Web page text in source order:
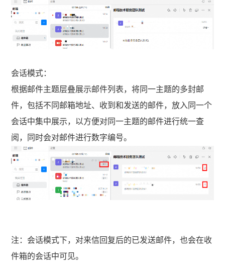
会话模式：
根据邮件主题层叠展示邮件列表，将同一主题的多封邮
件，包括不同邮箱地址、收到和发送的邮件，放入同一个
会话中集中展示，以方便对同一主题的邮件进行统一查
阅，同时会对邮件进行数字编号。
注：会话模式下，对来信回复后的已发送邮件，也会在收
件箱的会话中可见。